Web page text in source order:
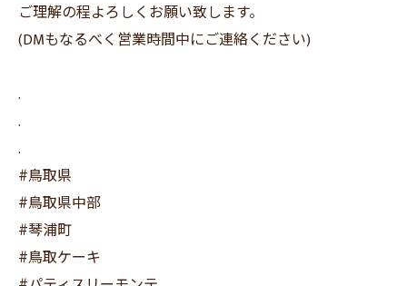
ご理解の程よろしくお願い致します。
(DMもなるべく営業時間中にご連絡ください)
.
.
.
#鳥取県
#鳥取県中部
#琴浦町
#鳥取ケーキ